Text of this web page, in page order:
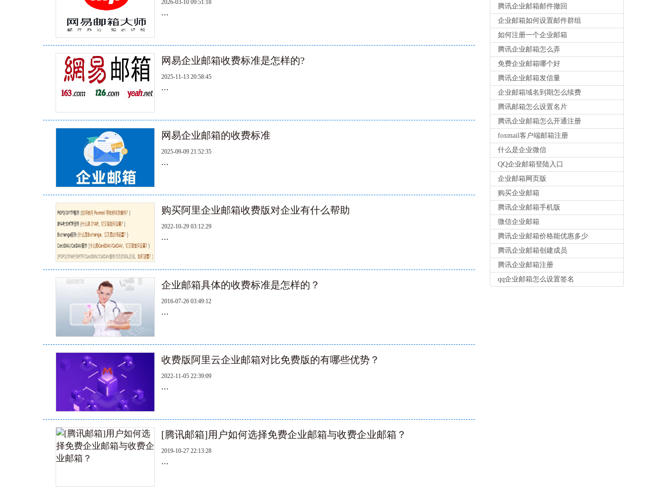
2026-03-10 09:51:18
...
网易企业邮箱收费标准是怎样的?
2025-11-13 20:58:45
...
网易企业邮箱的收费标准
2025-09-09 21:52:35
...
购买阿里企业邮箱收费版对企业有什么帮助
2022-10-29 03:12:29
...
企业邮箱具体的收费标准是怎样的？
2016-07-26 03:49:12
...
收费版阿里云企业邮箱对比免费版的有哪些优势？
2022-11-05 22:39:09
...
[腾讯邮箱]用户如何选择免费企业邮箱与收费企业邮箱？
2019-10-27 22:13:28
...
腾讯企业邮箱邮件撤回
企业邮箱如何设置邮件群组
如何注册一个企业邮箱
腾讯企业邮箱怎么弄
免费企业邮箱哪个好
腾讯企业邮箱发信量
企业邮箱域名到期怎么续费
腾讯邮箱怎么设置名片
腾讯企业邮箱怎么开通注册
foxmail客户端邮箱注册
什么是企业微信
QQ企业邮箱登陆入口
企业邮箱网页版
购买企业邮箱
腾讯企业邮箱手机版
微信企业邮箱
腾讯企业邮箱价格能优惠多少
腾讯企业邮箱创建成员
腾讯企业邮箱注册
qq企业邮箱怎么设置签名